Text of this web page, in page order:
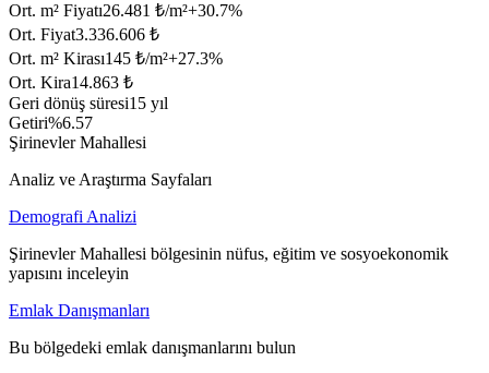
Ort. m² Fiyatı26.481 ₺/m²+30.7%
Ort. Fiyat3.336.606 ₺
Ort. m² Kirası145 ₺/m²+27.3%
Ort. Kira14.863 ₺
Geri dönüş süresi15 yıl
Getiri%6.57
Şirinevler Mahallesi
Analiz ve Araştırma Sayfaları
Demografi Analizi
Şirinevler Mahallesi bölgesinin nüfus, eğitim ve sosyoekonomik
yapısını inceleyin
Emlak Danışmanları
Bu bölgedeki emlak danışmanlarını bulun